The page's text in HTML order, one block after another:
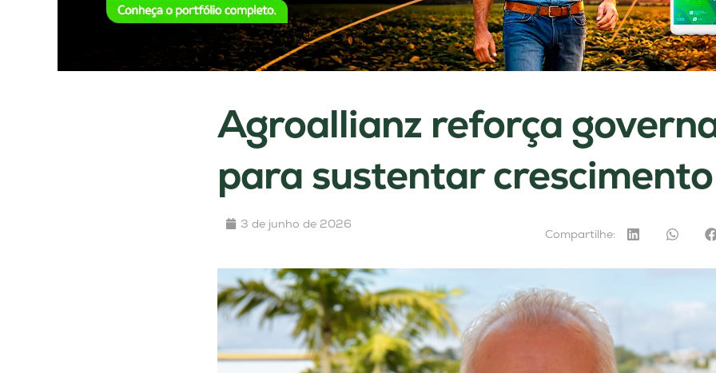
Agroallianz reforça
para sustentar crescimento
3 de junho de 2026
Compartilhe: